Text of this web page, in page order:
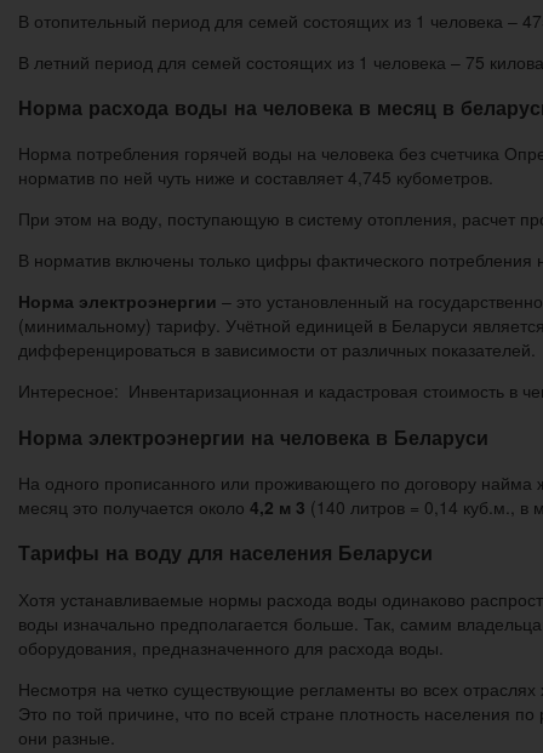
В отопительный период для семей состоящих из 1 человека –
В летний период для семей состоящих из 1 человека – 75
Норма расхода воды на человека в месяц в
Норма потребления горячей воды на человека без счетчика
норматив по ней чуть ниже и составляет 4,745 кубометров.
При этом на воду, поступающую в систему отопления, расчет
В норматив включены только цифры фактического потребления
Норма электроэнергии – это установленный на
(минимальному) тарифу. Учётной единицей в Беларуси
дифференцироваться в зависимости от различных показателей.
Интересное: Инвентаризационная и кадастровая стоимость в
Норма электроэнергии на человека в Беларуси
На одного прописанного или проживающего по договору
месяц это получается около 4,2 м 3 (140 литров = 0,14 куб.м., в
Тарифы на воду для населения Беларуси
Хотя устанавливаемые нормы расхода воды одинаково
воды изначально предполагается больше. Так, самим
оборудования, предназначенного для расхода воды.
Несмотря на четко существующие регламенты во всех
Это по той причине, что по всей стране плотность населения
они разные.